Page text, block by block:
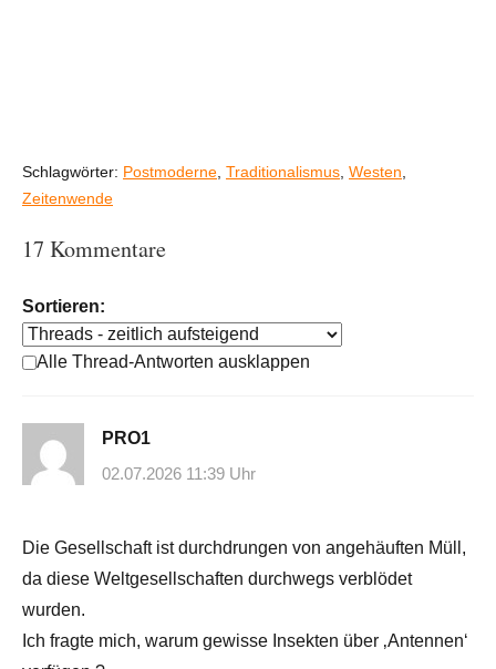
Schlagwörter: Postmoderne, Traditionalismus, Westen,
Zeitenwende
17 Kommentare
Sortieren:
Alle Thread-Antworten ausklappen
PRO1
02.07.2026 11:39 Uhr
Die Gesellschaft ist durchdrungen von angehäuften Müll,
da diese Weltgesellschaften durchwegs verblödet
wurden.
Ich fragte mich, warum gewisse Insekten über ‚Antennen‘